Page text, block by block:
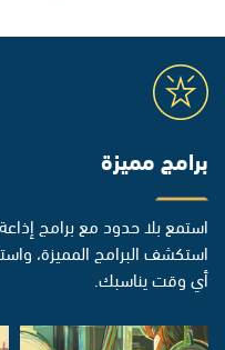
برامج مميزة
استمع بلا حدود مع برامج
استكشف البرامج المميزة،
أي وقت يناسبك.